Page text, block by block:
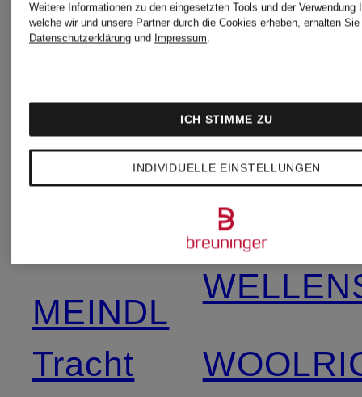
Levi's®
MAMMUT
Marc
MEINDL
Tracht
FORD
TOMMY
Weitere Informationen zu den eingesetzten Tools und der Verwendung
welche wir und unsere Partner durch die Cookies erheben, erhalten
Datenschutzerklärung und Impressum.
INDIVIDUELLE EINSTELLUNGEN
ICH STIMME ZU